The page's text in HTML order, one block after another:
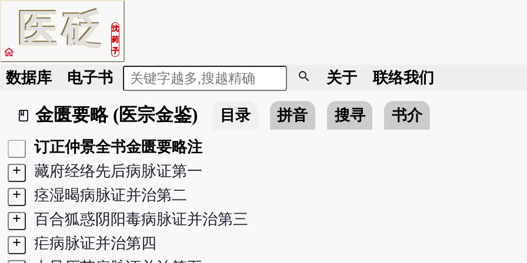
医砭
沈
药
子
home
数据库 电子书 search 关于 联络我们
book_2
金匮要略 (医宗金鉴) 目录 拼音 搜寻
书介
订正仲景全书金匮要略注
+
藏府经络先后病脉证第一
+
痉湿暍病脉证并治第二
+
百合狐惑阴阳毒病脉证并治第三
+
疟病脉证并治第四